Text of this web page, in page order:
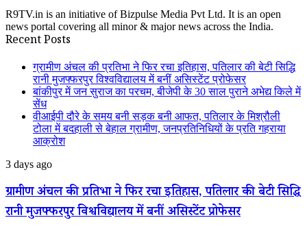
R9TV.in is an initiative of Bizpulse Media Pvt Ltd. It is an open
news portal covering all minor & major news across the India.
Recent Posts
ग्रामीण अंचल की प्रतिभा ने फिर रचा इतिहास, पतिलार की बेटी सिद्धि
रानी मुजफ्फरपुर विश्वविद्यालय में बनीं असिस्टेंट प्रोफेसर
बांकीपुर में जन सुराज का परचम, बीजेपी के 30 साल पुराने अभेद्य किले में
सेंध
वीआईपी दौरे के समय बनी सड़क बनी आफत, पतिलार के मिश्रौली
टोला में बदहाली से बेहाल ग्रामीण, जनप्रतिनिधियों के प्रति गहराया
आक्रोश
ग्रामीण
की
प्रतिभा
ने
3 days ago
ग्रामीण अंचल की प्रतिभा ने फिर रचा इतिहास, पतिलार की बेटी सिद्धि
रानी मुजफ्फरपुर विश्वविद्यालय में बनीं असिस्टेंट प्रोफेसर